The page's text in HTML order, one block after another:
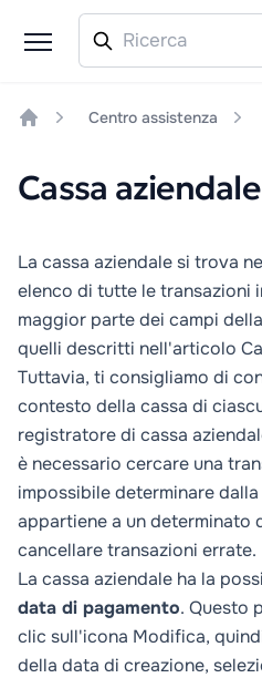
Centro assistenza
Cassa aziendale
La cassa aziendale si trova
elenco di tutte le transazioni
maggior parte dei campi
quelli descritti nell'articolo
Tuttavia, ti consigliamo di
contesto della cassa di
registratore di cassa
è necessario cercare una
impossibile determinare
appartiene a un determinato
cancellare transazioni errate.
La cassa aziendale ha la
data di pagamento. Questo
clic sull'icona Modifica,
della data di creazione,